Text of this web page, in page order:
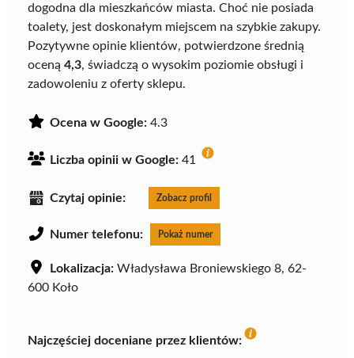
dogodna dla mieszkańców miasta. Choć nie posiada
toalety, jest doskonałym miejscem na szybkie zakupy.
Pozytywne opinie klientów, potwierdzone średnią
oceną 4,3, świadczą o wysokim poziomie obsługi i
zadowoleniu z oferty sklepu.
Ocena w Google: 4.3
Liczba opinii w Google: 41
Czytaj opinie: Zobacz profil
Numer telefonu: Pokaż numer
Lokalizacja: Władysława Broniewskiego 8, 62-
600 Koło
Najczęściej doceniane przez klientów: